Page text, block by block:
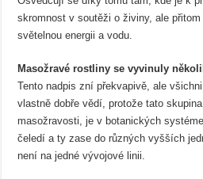
skromnost v soutěži o živiny, ale
světelnou energii a vodu.
Masožravé rostliny se vyvinuly
Tento nadpis zní překvapivě, ale
vlastně dobře vědí, protože tato
masožravosti, je v botanických
čeledí a ty zase do různých vyšších
není na jedné vývojové linii.